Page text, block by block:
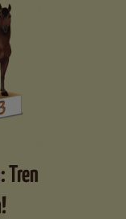
Tren